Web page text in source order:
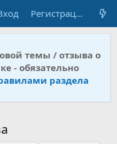
Регистрация
темы / отзыва о
- обязательно
раздела